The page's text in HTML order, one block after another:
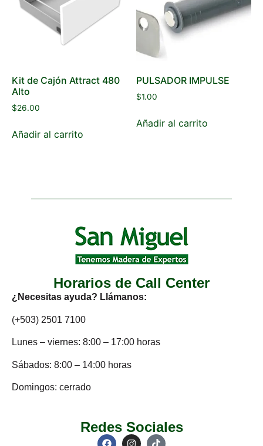
Kit de Cajón Attract 480
Alto
$26.00
Añadir al carrito
PULSADOR IMPULSE
$1.00
Añadir al carrito
Horarios de Call Center
¿Necesitas ayuda? Llámanos:
(+503) 2501 7100
Lunes – viernes: 8:00 – 17:00 horas
Sábados: 8:00 – 14:00 horas
Domingos: cerrado
Redes Sociales